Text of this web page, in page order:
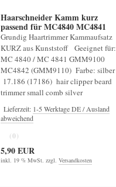
Haarschneider Kamm kurz
passend für MC4840 MC4841
Grundig Haartrimmer Kammaufsatz
KURZ aus Kunststoff Geeignet für:
MC 4840 / MC 4841 GMM9100
MC4842 (GMM9110) Farbe: silber
17.186 (17186) hair clipper beard
trimmer small comb silver
Lieferzeit: 1-5 Werktage DE / Ausland
abweichend
(0)
5,90 EUR
inkl. 19 % MwSt. zzgl. Versandkosten